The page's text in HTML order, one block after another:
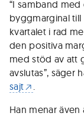
“I samband
byggmarginal
kvartalet i rad
den positiva
med stöd av att
avslutas”, säger
sajt
.
Han menar